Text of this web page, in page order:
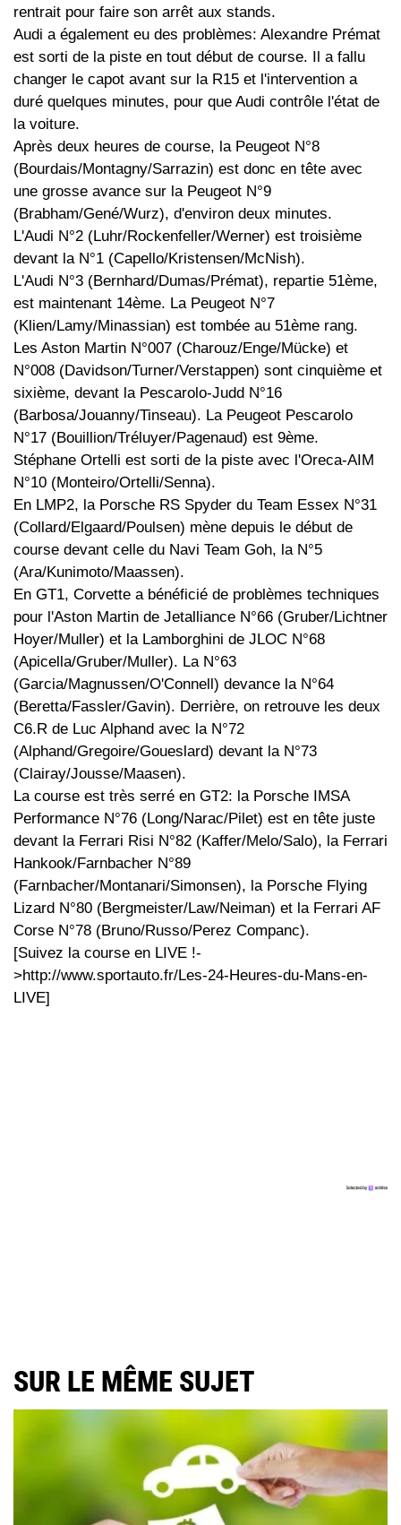
rentrait pour faire son arrêt aux stands.
Audi a également eu des problèmes: Alexandre Prémat
est sorti de la piste en tout début de course. Il a fallu
changer le capot avant sur la R15 et l'intervention a
duré quelques minutes, pour que Audi contrôle l'état de
la voiture.
Après deux heures de course, la Peugeot N°8
(Bourdais/Montagny/Sarrazin) est donc en tête avec
une grosse avance sur la Peugeot N°9
(Brabham/Gené/Wurz), d'environ deux minutes.
L'Audi N°2 (Luhr/Rockenfeller/Werner) est troisième
devant la N°1 (Capello/Kristensen/McNish).
L'Audi N°3 (Bernhard/Dumas/Prémat), repartie 51ème,
est maintenant 14ème. La Peugeot N°7
(Klien/Lamy/Minassian) est tombée au 51ème rang.
Les Aston Martin N°007 (Charouz/Enge/Mücke) et
N°008 (Davidson/Turner/Verstappen) sont cinquième et
sixième, devant la Pescarolo-Judd N°16
(Barbosa/Jouanny/Tinseau). La Peugeot Pescarolo
N°17 (Bouillion/Tréluyer/Pagenaud) est 9ème.
Stéphane Ortelli est sorti de la piste avec l'Oreca-AIM
N°10 (Monteiro/Ortelli/Senna).
En LMP2, la Porsche RS Spyder du Team Essex N°31
(Collard/Elgaard/Poulsen) mène depuis le début de
course devant celle du Navi Team Goh, la N°5
(Ara/Kunimoto/Maassen).
En GT1, Corvette a bénéficié de problèmes techniques
pour l'Aston Martin de Jetalliance N°66 (Gruber/Lichtner
Hoyer/Muller) et la Lamborghini de JLOC N°68
(Apicella/Gruber/Muller). La N°63
(Garcia/Magnussen/O'Connell) devance la N°64
(Beretta/Fassler/Gavin). Derrière, on retrouve les deux
C6.R de Luc Alphand avec la N°72
(Alphand/Gregoire/Goueslard) devant la N°73
(Clairay/Jousse/Maasen).
La course est très serré en GT2: la Porsche IMSA
Performance N°76 (Long/Narac/Pilet) est en tête juste
devant la Ferrari Risi N°82 (Kaffer/Melo/Salo), la Ferrari
Hankook/Farnbacher N°89
(Farnbacher/Montanari/Simonsen), la Porsche Flying
Lizard N°80 (Bergmeister/Law/Neiman) et la Ferrari AF
Corse N°78 (Bruno/Russo/Perez Companc).
[Suivez la course en LIVE !-
>http://www.sportauto.fr/Les-24-Heures-du-Mans-en-
LIVE]
SUR LE MÊME SUJET